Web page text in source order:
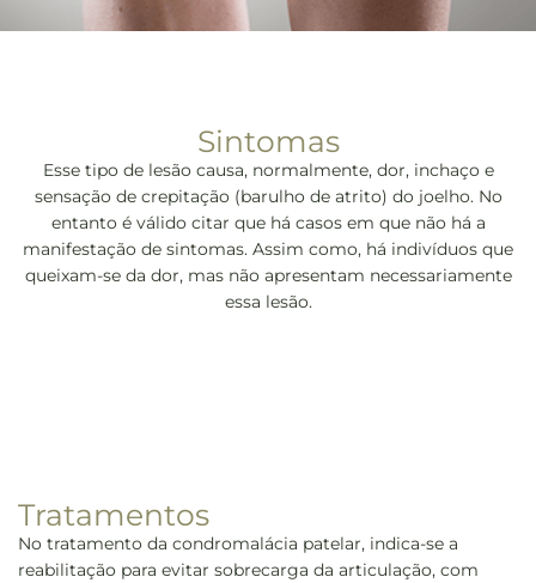
Sintomas
Esse tipo de lesão causa, normalmente, dor, inchaço e
sensação de crepitação (barulho de atrito) do joelho. No
entanto é válido citar que há casos em que não há a
manifestação de sintomas. Assim como, há indivíduos que
queixam-se da dor, mas não apresentam necessariamente
essa lesão.
Tratamentos
No tratamento da condromalácia patelar, indica-se a
reabilitação para evitar sobrecarga da articulação, com